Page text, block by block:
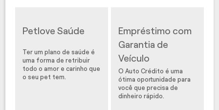
Petlove Saúde
Ter um plano de saúde é
uma forma de retribuir
todo o amor e carinho que
o seu pet tem.
Empréstimo com
Garantia de
Veículo
O Auto Crédito é uma
ótima oportunidade para
você que precisa de
dinheiro rápido.